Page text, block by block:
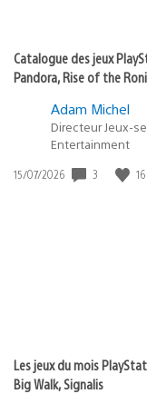
Catalogue des jeux
Pandora, Rise of the
Adam Michel
Directeur Jeux-
Entertainment
Date
15/07/2026 3 16
Les jeux du mois
Big Walk, Signalis